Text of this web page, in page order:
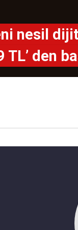
nesil
TL’ den
Namaz Vakitleri
Sesli Yayınlar